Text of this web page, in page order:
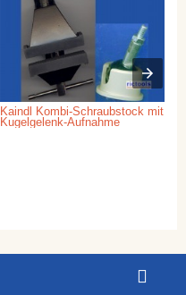
Kaindl Kombi-Schraubstock mit
Kugelgelenk-Aufnahme